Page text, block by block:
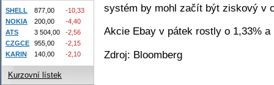
systém by mohl začít být ziskový v
Akcie Ebay v pátek rostly o 1,33%
Zdroj: Bloomberg
SHELL 877,00
-10,33
NOKIA
200,00
-4,40
ATS
3 504,00
-2,56
CZGCE
955,00
-2,15
KARIN
140,00 -2,10
Kurzovní lístek